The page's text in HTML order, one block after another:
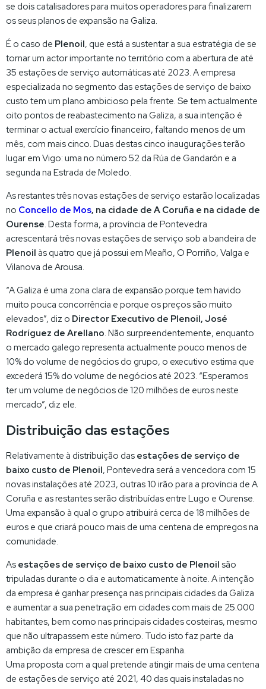
se dois catalisadores para muitos operadores para finalizarem
os seus planos de expansão na Galiza.
É o caso de Plenoil, que está a sustentar a sua estratégia de se
tornar um actor importante no território com a abertura de até
35 estações de serviço automáticas até 2023. A empresa
especializada no segmento das estações de serviço de baixo
custo tem um plano ambicioso pela frente. Se tem actualmente
oito pontos de reabastecimento na Galiza, a sua intenção é
terminar o actual exercício financeiro, faltando menos de um
mês, com mais cinco. Duas destas cinco inaugurações terão
lugar em Vigo: uma no número 52 da Rúa de Gandarón e a
segunda na Estrada de Moledo.
As restantes três novas estações de serviço estarão localizadas
no Concello de Mos, na cidade de A Coruña e na cidade de
Ourense. Desta forma, a província de Pontevedra
acrescentará três novas estações de serviço sob a bandeira de
Plenoil às quatro que já possui em Meaño, O Porriño, Valga e
Vilanova de Arousa.
“A Galiza é uma zona clara de expansão porque tem havido
muito pouca concorrência e porque os preços são muito
elevados”, diz o Director Executivo de Plenoil, José
Rodríguez de Arellano. Não surpreendentemente, enquanto
o mercado galego representa actualmente pouco menos de
10% do volume de negócios do grupo, o executivo estima que
excederá 15% do volume de negócios até 2023. “Esperamos
ter um volume de negócios de 120 milhões de euros neste
mercado”, diz ele.
Distribuição das estações
Relativamente à distribuição das estações de serviço de
baixo custo de Plenoil, Pontevedra será a vencedora com 15
novas instalações até 2023, outras 10 irão para a província de A
Coruña e as restantes serão distribuídas entre Lugo e Ourense.
Uma expansão à qual o grupo atribuirá cerca de 18 milhões de
euros e que criará pouco mais de uma centena de empregos na
comunidade.
As estações de serviço de baixo custo de Plenoil são
tripuladas durante o dia e automaticamente à noite. A intenção
da empresa é ganhar presença nas principais cidades da Galiza
e aumentar a sua penetração em cidades com mais de 25.000
habitantes, bem como nas principais cidades costeiras, mesmo
que não ultrapassem este número. Tudo isto faz parte da
ambição da empresa de crescer em Espanha.
Uma proposta com a qual pretende atingir mais de uma centena
de estações de serviço até 2021, 40 das quais instaladas no